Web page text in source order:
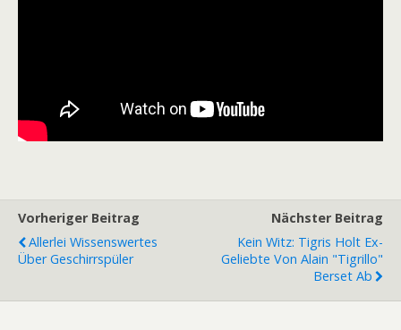
Vorheriger Beitrag
Allerlei Wissenswertes
Über Geschirrspüler
Nächster Beitrag
Kein Witz: Tigris Holt Ex-
Geliebte Von Alain "Tigrillo"
Berset Ab